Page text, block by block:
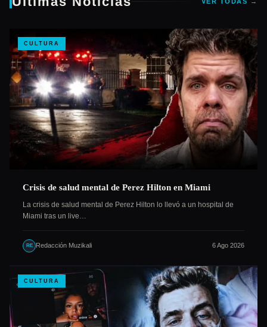
CULTURA
Crisis de salud mental de Perez Hilton en Miami
La crisis de salud mental de Perez Hilton lo llevó a un hospital de
Miami tras un live…
RE Redacción Muzikali 6 Ago 2026
CULTURA